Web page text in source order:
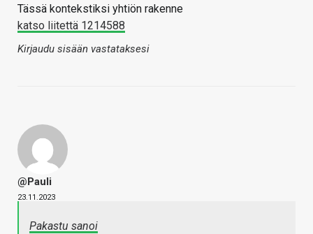
Tässä kontekstiksi yhtiön rakenne
katso liitettä 1214588
Kirjaudu sisään vastataksesi
@Pauli
23.11.2023
Pakastu sanoi